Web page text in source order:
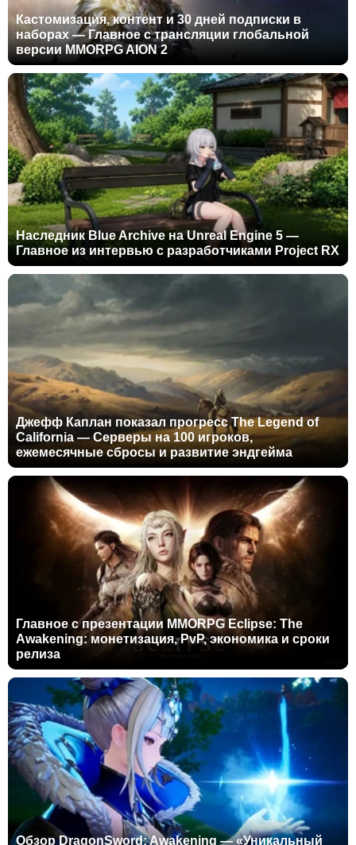
Кастомизация, контент и 30 дней подписки в
наборах — Главное с трансляции глобальной
версии MMORPG AION 2
Наследник Blue Archive на Unreal Engine 5 —
Главное из интервью с разработчиками Project RX
Джефф Каплан показал прогресс The Legend of
California — Серверы на 100 игроков,
ежемесячные сбросы и развитие эндгейма
Главное с презентации MMORPG Eclipse: The
Awakening: монетизация, PvP, экономика и сроки
релиза
Обзор DragonSword: Awakening — «Уникальный